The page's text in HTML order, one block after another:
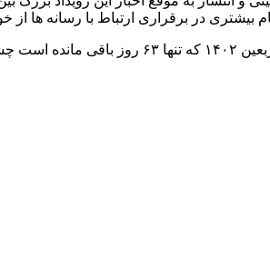
در برقراری ارتباط با رسانه ها از
تهران- ایرنا- با گذشت حدود ۳۰۰ روز از